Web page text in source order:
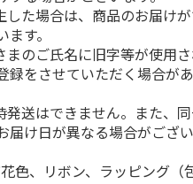
た場合は、商品のお届け
す。
のご氏名に旧字等が使用
録をさせていただく場合が
送はできません。また、
け日が異なる場合がござい
色、リボン、ラッピング（